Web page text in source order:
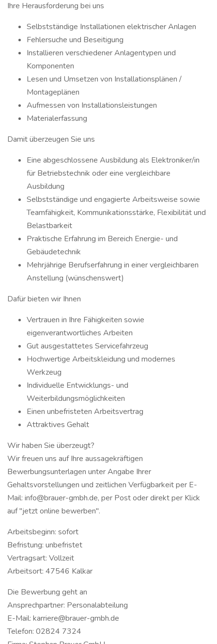
Ihre Herausforderung bei uns
Selbstständige Installationen elektrischer Anlagen
Fehlersuche und Beseitigung
Installieren verschiedener Anlagentypen und
Komponenten
Lesen und Umsetzen von Installationsplänen /
Montageplänen
Aufmessen von Installationsleistungen
Materialerfassung
Damit überzeugen Sie uns
Eine abgeschlossene Ausbildung als Elektroniker/in
für Betriebstechnik oder eine vergleichbare
Ausbildung
Selbstständige und engagierte Arbeitsweise sowie
Teamfähigkeit, Kommunikationsstärke, Flexibilität und
Belastbarkeit
Praktische Erfahrung im Bereich Energie- und
Gebäudetechnik
Mehrjährige Berufserfahrung in einer vergleichbaren
Anstellung (wünschenswert)
Dafür bieten wir Ihnen
Vertrauen in Ihre Fähigkeiten sowie
eigenverantwortliches Arbeiten
Gut ausgestattetes Servicefahrzeug
Hochwertige Arbeitskleidung und modernes
Werkzeug
Individuelle Entwicklungs- und
Weiterbildungsmöglichkeiten
Einen unbefristeten Arbeitsvertrag
Attraktives Gehalt
Wir haben Sie überzeugt?
Wir freuen uns auf Ihre aussagekräftigen
Bewerbungsunterlagen unter Angabe Ihrer
Gehaltsvorstellungen und zeitlichen Verfügbarkeit per E-
Mail: info@brauer-gmbh.de, per Post oder direkt per Klick
auf "jetzt online bewerben".
Arbeitsbeginn: sofort
Befristung: unbefristet
Vertragsart: Vollzeit
Arbeitsort: 47546 Kalkar
Die Bewerbung geht an
Ansprechpartner: Personalabteilung
E-Mail: karriere@brauer-gmbh.de
Telefon: 02824 7324